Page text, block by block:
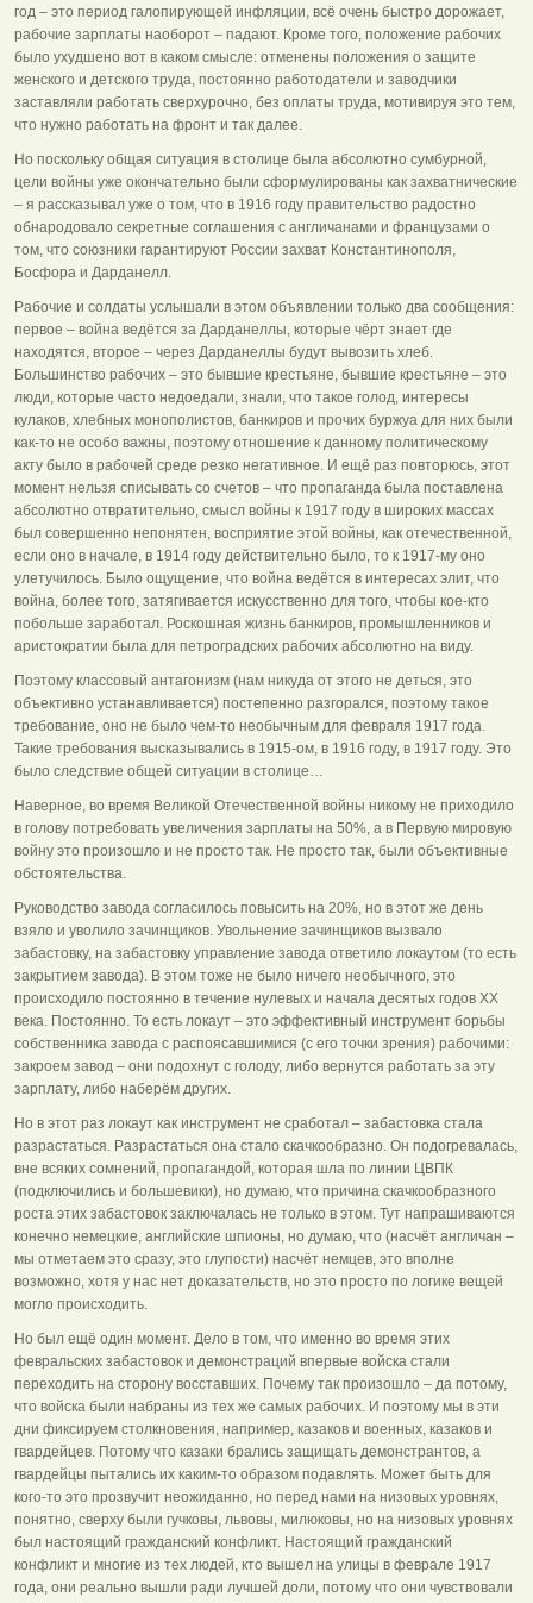
год – это период галопирующей инфляции, всё очень быстро дорожает,
рабочие зарплаты наоборот – падают. Кроме того, положение рабочих
было ухудшено вот в каком смысле: отменены положения о защите
женского и детского труда, постоянно работодатели и заводчики
заставляли работать сверхурочно, без оплаты труда, мотивируя это тем,
что нужно работать на фронт и так далее.
Но поскольку общая ситуация в столице была абсолютно сумбурной,
цели войны уже окончательно были сформулированы как захватнические
– я рассказывал уже о том, что в 1916 году правительство радостно
обнародовало секретные соглашения с англичанами и французами о
том, что союзники гарантируют России захват Константинополя,
Босфора и Дарданелл.
Рабочие и солдаты услышали в этом объявлении только два сообщения:
первое – война ведётся за Дарданеллы, которые чёрт знает где
находятся, второе – через Дарданеллы будут вывозить хлеб.
Большинство рабочих – это бывшие крестьяне, бывшие крестьяне – это
люди, которые часто недоедали, знали, что такое голод, интересы
кулаков, хлебных монополистов, банкиров и прочих буржуа для них были
как-то не особо важны, поэтому отношение к данному политическому
акту было в рабочей среде резко негативное. И ещё раз повторюсь, этот
момент нельзя списывать со счетов – что пропаганда была поставлена
абсолютно отвратительно, смысл войны к 1917 году в широких массах
был совершенно непонятен, восприятие этой войны, как отечественной,
если оно в начале, в 1914 году действительно было, то к 1917-му оно
улетучилось. Было ощущение, что война ведётся в интересах элит, что
война, более того, затягивается искусственно для того, чтобы кое-кто
побольше заработал. Роскошная жизнь банкиров, промышленников и
аристократии была для петроградских рабочих абсолютно на виду.
Поэтому классовый антагонизм (нам никуда от этого не деться, это
объективно устанавливается) постепенно разгорался, поэтому такое
требование, оно не было чем-то необычным для февраля 1917 года.
Такие требования высказывались в 1915-ом, в 1916 году, в 1917 году. Это
было следствие общей ситуации в столице…
Наверное, во время Великой Отечественной войны никому не приходило
в голову потребовать увеличения зарплаты на 50%, а в Первую мировую
войну это произошло и не просто так. Не просто так, были объективные
обстоятельства.
Руководство завода согласилось повысить на 20%, но в этот же день
взяло и уволило зачинщиков. Увольнение зачинщиков вызвало
забастовку, на забастовку управление завода ответило локаутом (то есть
закрытием завода). В этом тоже не было ничего необычного, это
происходило постоянно в течение нулевых и начала десятых годов XX
века. Постоянно. То есть локаут – это эффективный инструмент борьбы
собственника завода с распоясавшимися (с его точки зрения) рабочими:
закроем завод – они подохнут с голоду, либо вернутся работать за эту
зарплату, либо наберём других.
Но в этот раз локаут как инструмент не сработал – забастовка стала
разрастаться. Разрастаться она стало скачкообразно. Он подогревалась,
вне всяких сомнений, пропагандой, которая шла по линии ЦВПК
(подключились и большевики), но думаю, что причина скачкообразного
роста этих забастовок заключалась не только в этом. Тут напрашиваются
конечно немецкие, английские шпионы, но думаю, что (насчёт англичан –
мы отметаем это сразу, это глупости) насчёт немцев, это вполне
возможно, хотя у нас нет доказательств, но это просто по логике вещей
могло происходить.
Но был ещё один момент. Дело в том, что именно во время этих
февральских забастовок и демонстраций впервые войска стали
переходить на сторону восставших. Почему так произошло – да потому,
что войска были набраны из тех же самых рабочих. И поэтому мы в эти
дни фиксируем столкновения, например, казаков и военных, казаков и
гвардейцев. Потому что казаки брались защищать демонстрантов, а
гвардейцы пытались их каким-то образом подавлять. Может быть для
кого-то это прозвучит неожиданно, но перед нами на низовых уровнях,
понятно, сверху были гучковы, львовы, милюковы, но на низовых уровнях
был настоящий гражданский конфликт. Настоящий гражданский
конфликт и многие из тех людей, кто вышел на улицы в феврале 1917
года, они реально вышли ради лучшей доли, потому что они чувствовали